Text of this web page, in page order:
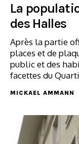
La
des Halles
Après la partie
places et de
public et des
facettes du
MICKAEL AMMANN